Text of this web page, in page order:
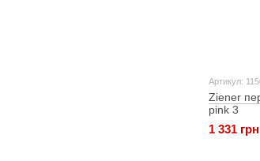
Артикул:
Ziener
pink 3
1 331 грн